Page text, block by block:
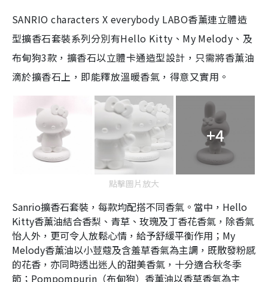
SANRIO characters X everybody LABO香薰連立體造
型擴香石套裝系列分別有Hello Kitty、My Melody、及
布甸狗3款，擴香石以立體卡通造型設計，只需將香薰油
滴於擴香石上，即能釋放溫暖香氣，得意又實用。
+4
點擊圖片放大
Sanrio擴香石套裝，每款均配搭不同香氣。當中，Hello
Kitty香薰油結合香梨、青草、玫瑰及丁香花香氣，除香氣
怡人外，更可令人放鬆心情，給予舒緩平衡作用；My
Melody香薰油以小荳蔻及含羞草香氣為主調，既散發粉感
的花香，亦同時透出迷人的甜美香氣，十分適合秋冬季
節；Pompompurin（布甸狗）香薰油以香草香氣為主